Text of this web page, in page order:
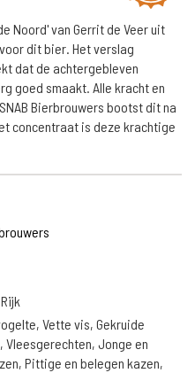
Noord' van Gerrit de Veer uit
dit bier. Het verslag
dat de achtergebleven
goed smaakt. Alle kracht en
Bierbrouwers bootst dit na
concentraat is deze krachtige
Vette vis, Gekruide
Vleesgerechten, Jonge en
Pittige en belegen kazen,